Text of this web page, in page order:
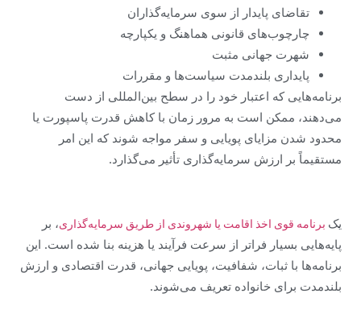
تقاضای پایدار از سوی سرمایه‌گذاران
چارچوب‌های قانونی هماهنگ و یکپارچه
شهرت جهانی مثبت
پایداری بلندمدت سیاست‌ها و مقررات
برنامه‌هایی که اعتبار خود را در سطح بین‌المللی از دست
می‌دهند، ممکن است به مرور زمان با کاهش قدرت پاسپورت یا
محدود شدن مزایای پویایی و سفر مواجه شوند که این امر
مستقیماً بر ارزش سرمایه‌گذاری تأثیر می‌گذارد.
یک برنامه قوی اخذ اقامت یا شهروندی از طریق سرمایه‌گذاری، بر
پایه‌هایی بسیار فراتر از سرعت فرآیند یا هزینه بنا شده است. این
برنامه‌ها با ثبات، شفافیت، پویایی جهانی، قدرت اقتصادی و ارزش
بلندمدت برای خانواده تعریف می‌شوند.